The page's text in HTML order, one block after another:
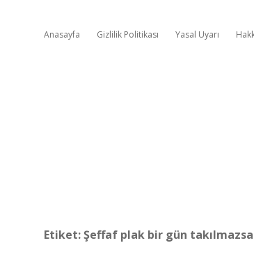
Anasayfa Gizlilik Politikası Yasal Uyarı
Etiket:Şeffaf plak bir gün